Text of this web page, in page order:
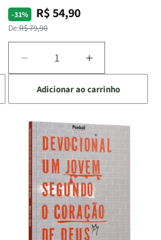
-31%
Preço
normal
De:R$ 79,90
Preço
promocional
R$ 54,90
Diminuir
a
quantidade
de
Devocional
Café
com
Mulheres
da
Bíblia
Equipe
Teológica
Aumentar
a
quantidade
de
Devocional
Café
com
Mulheres
da
Bíblia
|
Equipe
Teológica
Adicionar ao carrinho